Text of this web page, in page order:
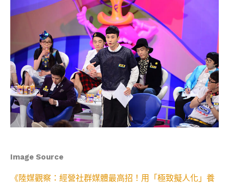
Image Source
《陸媒觀察：經營社群媒體最高招！用「極致擬人化」養